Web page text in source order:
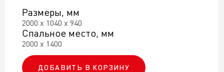
Размеры, мм
2000 х 1040 х 940
Спальное место, мм
2000 х 1400
ДОБАВИТЬ В КОРЗИНУ